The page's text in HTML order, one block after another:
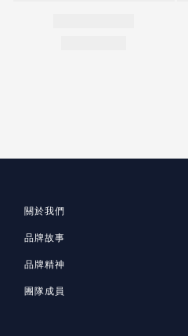
關於我們
品牌故事
品牌精神
團隊成員